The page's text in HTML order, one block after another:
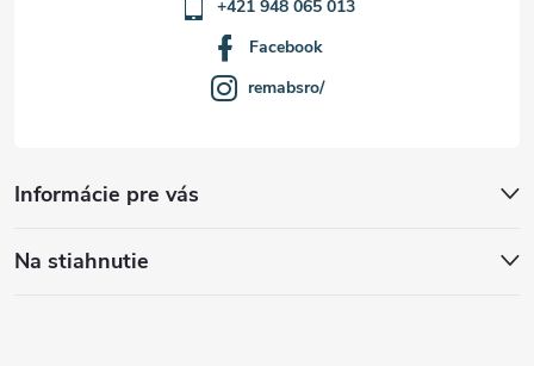
Informácie pre vás
Na stiahnutie
+421 948 065 013
Facebook
remabsro/